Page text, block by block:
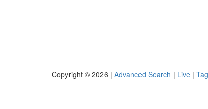
Copyright © 2026 | Advanced Search | Live |